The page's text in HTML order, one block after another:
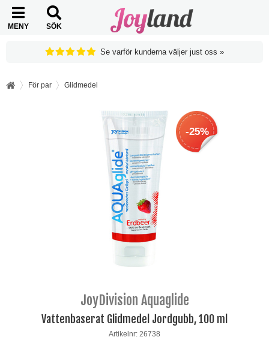
MENY SÖK
Se varför kunderna väljer just oss »
För par Glidmedel
-25%
JoyDivision Aquaglide
Vattenbaserat Glidmedel Jordgubb, 100 ml
Artikelnr: 26738